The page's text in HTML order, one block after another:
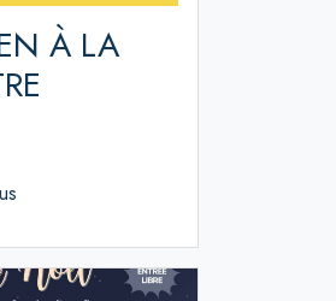
À LA